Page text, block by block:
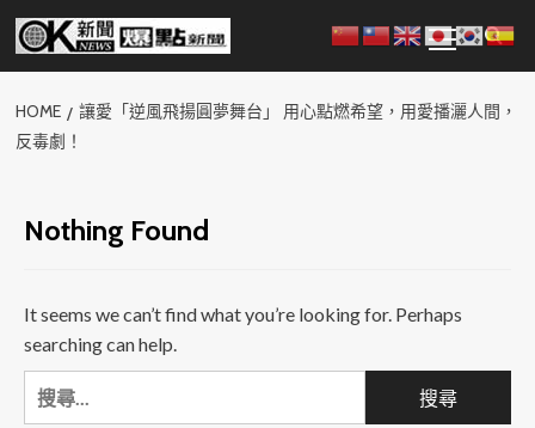
Skip
content
Menu
HOME
讓愛「逆風飛揚圓夢舞台」 用心點燃希望，用愛播灑人間，
反毒劇！
Nothing Found
It seems we can’t find what you’re looking for. Perhaps
searching can help.
搜
尋